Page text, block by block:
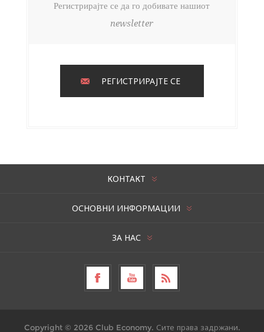
Регистрирајте се да го добивате нашиот
newsletter
РЕГИСТРИРАЈТЕ СЕ
КОНТАКТ
ОСНОВНИ ИНФОРМАЦИИ
ЗА НАС
Copyright © 2026 Club Economy. Сите права задржани.